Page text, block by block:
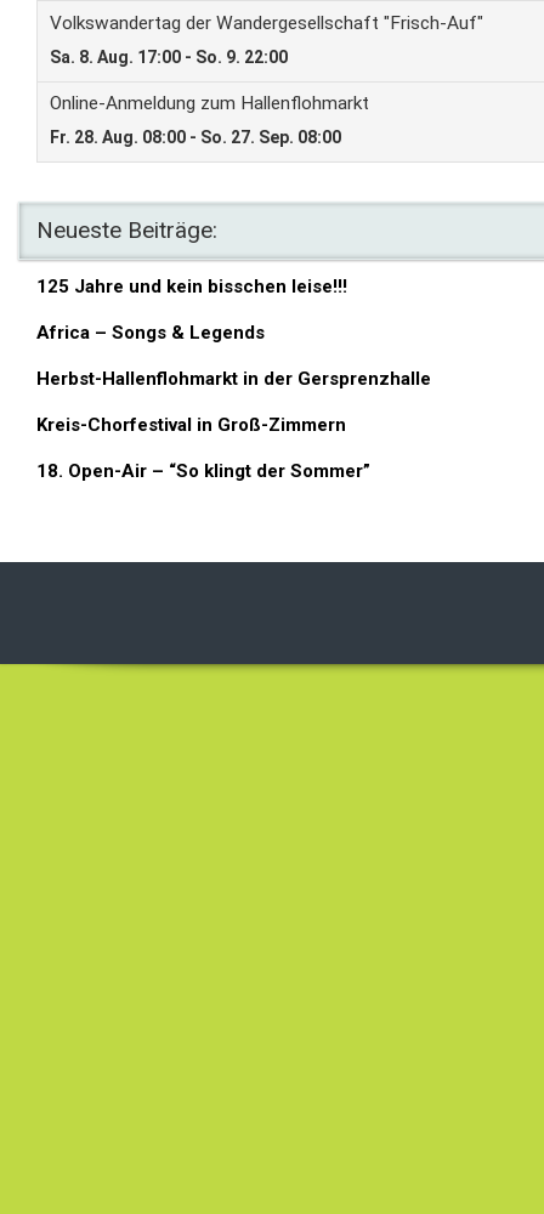
Neueste Beiträge:
125 Jahre und kein bisschen leise!!!
Africa – Songs & Legends
Herbst-Hallenflohmarkt in der Gersprenzhalle
Kreis-Chorfestival in Groß-Zimmern
18. Open-Air – “So klingt der Sommer”